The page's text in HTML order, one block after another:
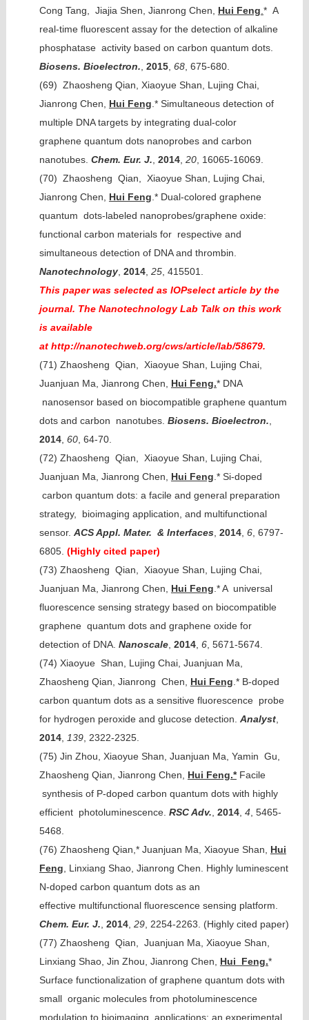
Cong Tang, Jiajia Shen, Jianrong Chen, Hui Feng * A
real-time fluorescent assay for the detection of alkaline
phosphatase activity based on carbon quantum dots.
Biosens. Bioelectron. 2015, 68, 675-680.
(69) Zhaosheng Qian, Xiaoyue Shan, Lujing Chai,
Jianrong Chen, Hui Feng .* Simultaneous detection of
multiple DNA targets by integrating dual-color
graphene quantum dots nanoprobes and carbon
nanotubes. Chem. Eur. J. 2014, 20, 16065-16069.
(70) Zhaosheng Qian, Xiaoyue Shan, Lujing Chai,
Jianrong Chen, Hui Feng .* Dual-colored graphene
quantum dots-labeled nanoprobes/graphene oxide:
functional carbon materials for respective and
simultaneous detection of DNA and thrombin.
Nanotechnology, 2014, 25, 415501.
This paper was selected as IOPselect article by the
journal. The Nanotechnology Lab Talk on this work
is available
at http://nanotechweb.org/cws/article/lab/58679.
(71) Zhaosheng Qian, Xiaoyue Shan, Lujing Chai,
Juanjuan Ma, Jianrong Chen, Hui Feng.* DNA
nanosensor based on biocompatible graphene quantum
dots and carbon nanotubes. Biosens. Bioelectron.
2014, 60, 64-70.
(72) Zhaosheng Qian, Xiaoyue Shan, Lujing Chai,
Juanjuan Ma, Jianrong Chen, Hui Feng .* Si-doped
carbon quantum dots: a facile and general preparation
strategy, bioimaging application, and multifunctional
sensor. ACS Appl. Mater. & Interfaces, 2014, 6, 6797-
6805. (Highly cited paper)
(73) Zhaosheng Qian, Xiaoyue Shan, Lujing Chai,
Juanjuan Ma, Jianrong Chen, Hui Feng .* A universal
fluorescence sensing strategy based on biocompatible
graphene quantum dots and graphene oxide for
detection of DNA. Nanoscale, 2014, 6, 5671-5674.
(74) Xiaoyue Shan, Lujing Chai, Juanjuan Ma,
Zhaosheng Qian, Jianrong Chen, Hui Feng .* B-doped
carbon quantum dots as a sensitive fluorescence probe
for hydrogen peroxide and glucose detection. Analyst,
2014, 139, 2322-2325.
(75) Jin Zhou, Xiaoyue Shan, Juanjuan Ma, Yamin Gu,
Zhaosheng Qian, Jianrong Chen, Hui Feng.*Facile
synthesis of P-doped carbon quantum dots with highly
efficient photoluminescence. RSC Adv. 2014, 4, 5465-
5468.
(76) Zhaosheng Qian,* Juanjuan Ma, Xiaoyue Shan, Hui
Feng , Linxiang Shao, Jianrong Chen. Highly luminescent
N-doped carbon quantum dots as an
effective multifunctional fluorescence sensing platform.
Chem. Eur. J. 2014, 29, 2254-2263. (Highly cited paper)
(77) Zhaosheng Qian, Juanjuan Ma, Xiaoyue Shan,
Linxiang Shao, Jin Zhou, Jianrong Chen, Hui Feng.*
Surface functionalization of graphene quantum dots with
small organic molecules from photoluminescence
modulation to bioimaging applications: an experimental